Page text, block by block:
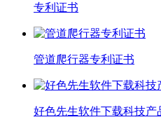
专利证书
管道爬行器专利证书
好色先生软件下载科技产